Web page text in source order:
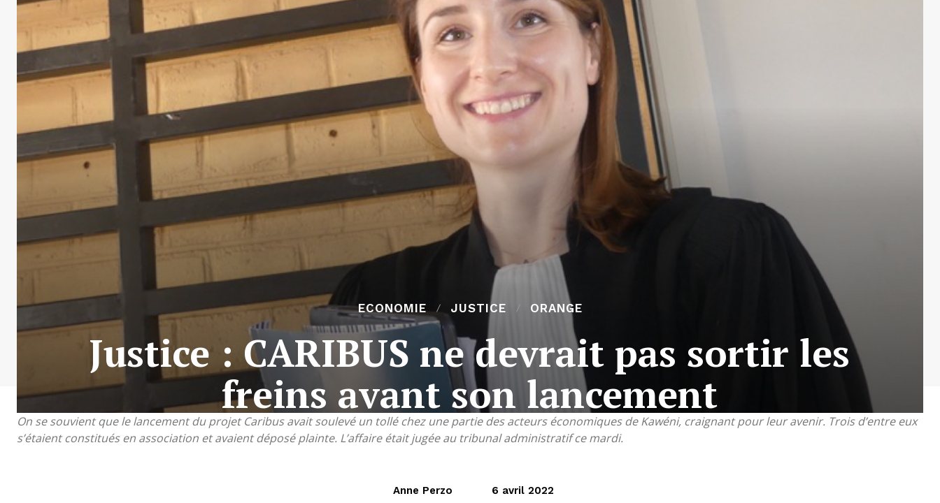
On se souvient que le lancement du projet Caribus avait soulevé un tollé chez une partie des acteurs économiques de Kawéni, craignant pour leur avenir. Trois d’entre eux
s’étaient constitués en association et avaient déposé plainte. L’affaire était jugée au tribunal administratif ce mardi.
ECONOMIE JUSTICE ORANGE
Justice : CARIBUS ne devrait pas sortir les
freins avant son lancement
Anne Perzo 6 avril 2022